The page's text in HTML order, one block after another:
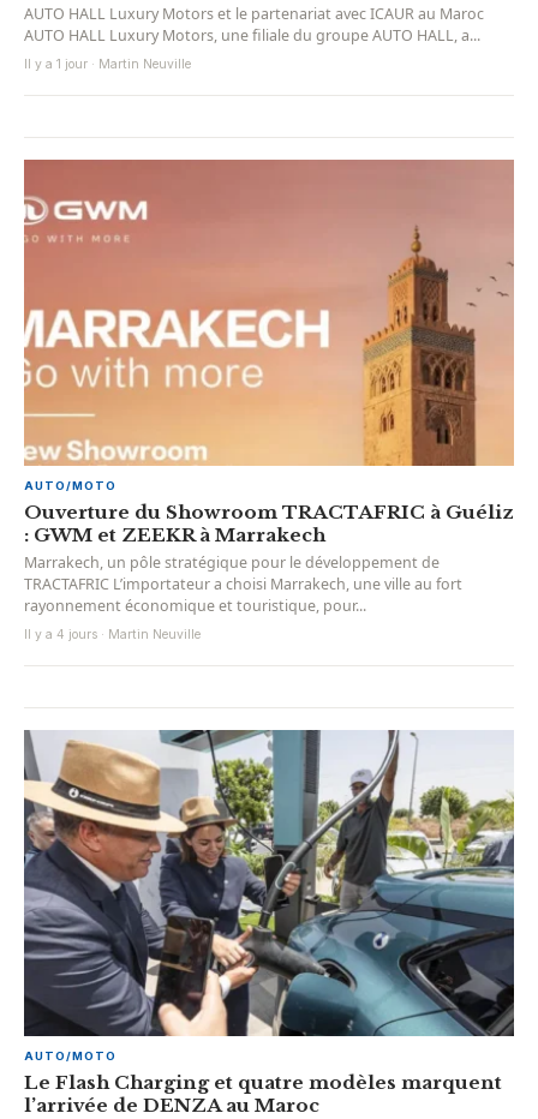
AUTO HALL Luxury Motors et le partenariat avec ICAUR au Maroc
AUTO HALL Luxury Motors, une filiale du groupe AUTO HALL, a...
Il y a 1 jour · Martin Neuville
AUTO/MOTO
Ouverture du Showroom TRACTAFRIC à Guéliz
: GWM et ZEEKR à Marrakech
Marrakech, un pôle stratégique pour le développement de
TRACTAFRIC L’importateur a choisi Marrakech, une ville au fort
rayonnement économique et touristique, pour...
Il y a 4 jours · Martin Neuville
AUTO/MOTO
Le Flash Charging et quatre modèles marquent
l’arrivée de DENZA au Maroc